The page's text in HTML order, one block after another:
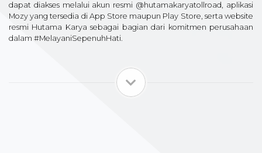
dapat diakses melalui akun resmi @hutamakaryatollroad, aplikasi
Mozy yang tersedia di App Store maupun Play Store, serta website
resmi Hutama Karya sebagai bagian dari komitmen perusahaan
dalam #MelayaniSepenuhHati.